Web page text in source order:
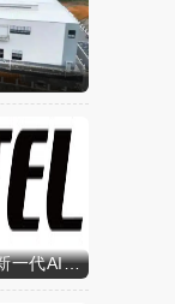
让设备"秒懂"需求！移远新一代AI算力智能模组SH603FC硬核来袭